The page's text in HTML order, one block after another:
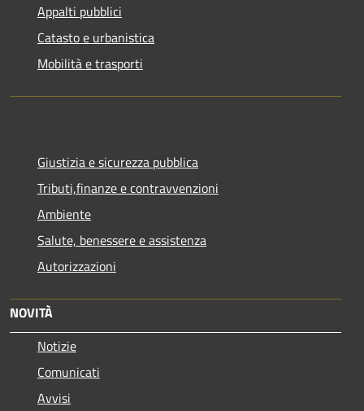
Appalti pubblici
Catasto e urbanistica
Mobilità e trasporti
Giustizia e sicurezza pubblica
Tributi,finanze e contravvenzioni
Ambiente
Salute, benessere e assistenza
Autorizzazioni
NOVITÀ
Notizie
Comunicati
Avvisi